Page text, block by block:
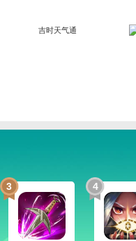
时温度、湿度、空
未来几天的天气变
了解天气变化，每天
活出门是特别便捷的
3 4